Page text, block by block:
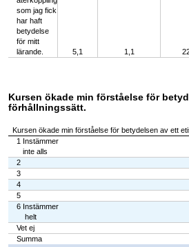
som jag fick
har haft
betydelse
för mitt
lärande.
5,1 1,1
Kursen ökade min förståelse för
förhållningssätt.
Kursen ökade min förståelse för betydelsen av ett
1 Instämmer
inte alls
2
3
4
5
6 Instämmer
helt
Vet ej
Summa